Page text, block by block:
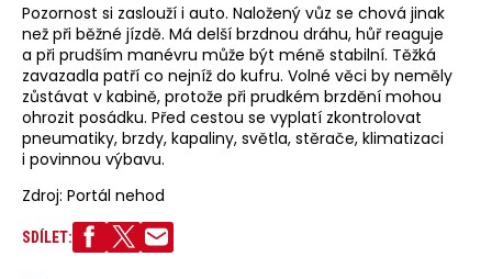
Pozornost si zaslouží i auto. Naložený vůz se chová jinak
než při běžné jízdě. Má delší brzdnou dráhu, hůř reaguje
a při prudším manévru může být méně stabilní. Těžká
zavazadla patří co nejníž do kufru. Volné věci by neměly
zůstávat v kabině, protože při prudkém brzdění mohou
ohrozit posádku. Před cestou se vyplatí zkontrolovat
pneumatiky, brzdy, kapaliny, světla, stěrače, klimatizaci
i povinnou výbavu.
Zdroj: Portál nehod
SDÍLET: